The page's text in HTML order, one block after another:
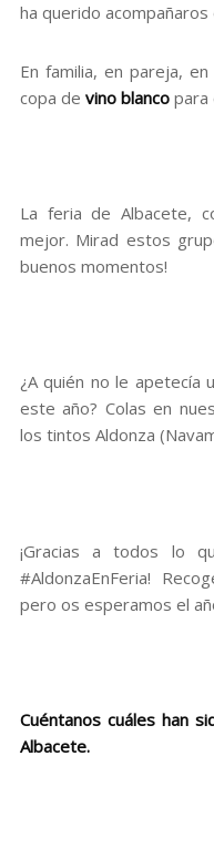
ha querido
En familia, en pareja,
copa de vino blancopara
La feria de Albacete,
mejor. Mirad estos
buenos momentos!
¿A quién no le apetecía
este año? Colas en
los tintos Aldonza
¡Gracias a todos lo
#AldonzaEnFeria!
pero os esperamos el
Cuéntanos cuáles han
Albacete.